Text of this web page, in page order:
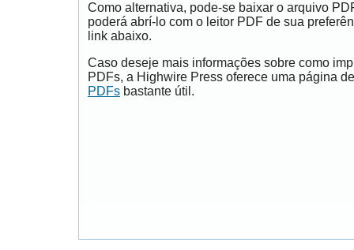
Como alternativa, pode-se baixar o arquivo
poderá abrí-lo com o leitor PDF de sua
link abaixo.
Caso deseje mais informações sobre como
PDFs, a Highwire Press oferece uma página
PDFs bastante útil.